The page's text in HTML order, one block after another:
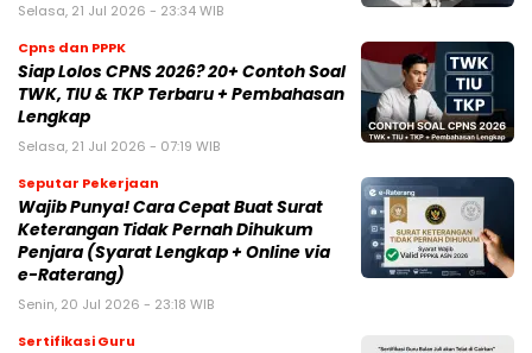
Selasa, 21 Jul 2026 - 23:34 WIB
Cpns dan PPPK
Siap Lolos CPNS 2026? 20+ Contoh Soal
TWK, TIU & TKP Terbaru + Pembahasan
Lengkap
Selasa, 21 Jul 2026 - 07:19 WIB
Seputar Pekerjaan
Wajib Punya! Cara Cepat Buat Surat
Keterangan Tidak Pernah Dihukum
Penjara (Syarat Lengkap + Online via
e-Raterang)
Senin, 20 Jul 2026 - 23:18 WIB
Sertifikasi Guru